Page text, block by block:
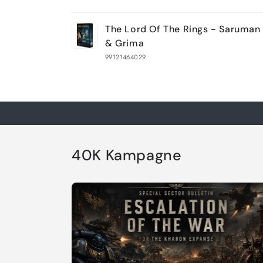
Dein
Warenkorb
The Lord Of The Rings -
& Grima
99121464029
40K Kampagne